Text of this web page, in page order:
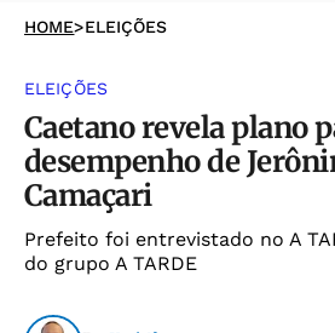
HOME>ELEIÇÕES
ELEIÇÕES
Caetano revela plano
desempenho de
Camaçari
Prefeito foi entrevistado no A
do grupo A TARDE